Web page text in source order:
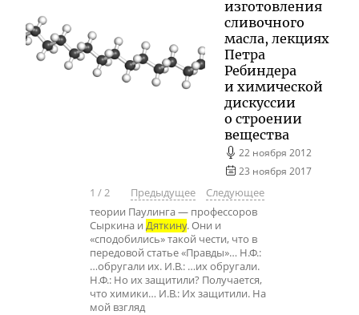
изготовления
сливочного
масла, лекциях
Петра
Ребиндера
и химической
дискуссии
о строении
вещества
22 ноября 2012
23 ноября 2017
1 /2 Предыдущее
Следующее
теории Паулинга — профессоров
Сыркина и Дяткину. Они и
«сподобились» такой чести, что в
передовой статье «Правды»… Н.Ф.:
…обругали их. И.В.: …их обругали.
Н.Ф.: Но их защитили? Получается,
что химики… И.В.: Их защитили. На
мой взгляд